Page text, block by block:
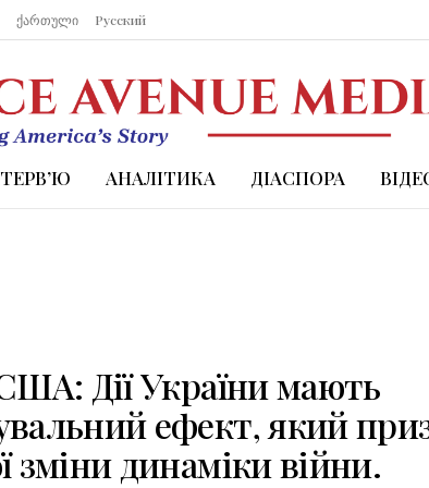
ქართული Русский
АНАЛІТИКА ДІАСПОРА
Дії України мають
ефект, який
зміни динаміки війни.